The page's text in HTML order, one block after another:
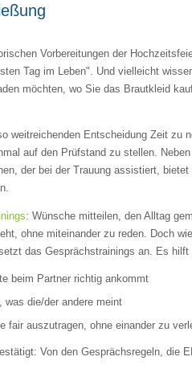
Vorbereitungen der
Tag im Leben". Und vielleicht
möchten, wo Sie das Brautkleid
weitreichenden Entscheidung Zeit zu
auf den Prüfstand zu stellen.
der bei der Trauung assistiert,
: Wünsche mitteilen, den Alltag
ohne miteinander zu reden. Doch
das Gesprächstrainings an. Es hilft
beim Partner richtig ankommt
die/der andere meint
fair auszutragen, ohne einander zu
Von den Gesprächsregeln, die